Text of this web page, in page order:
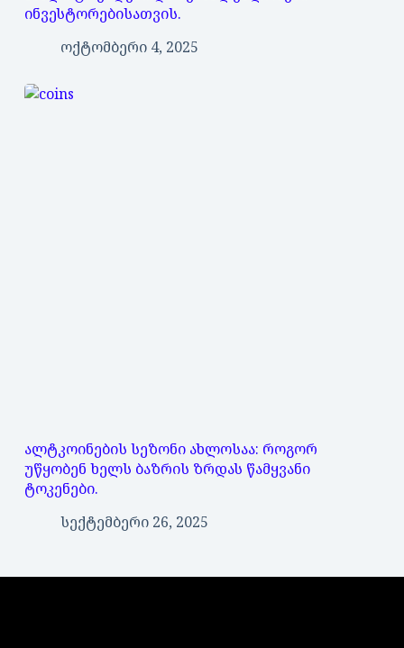
ინვესტორებისათვის.
ოქტომბერი 4, 2025
ალტკოინების სეზონი ახლოსაა: როგორ
უწყობენ ხელს ბაზრის ზრდას წამყვანი
ტოკენები.
სექტემბერი 26, 2025